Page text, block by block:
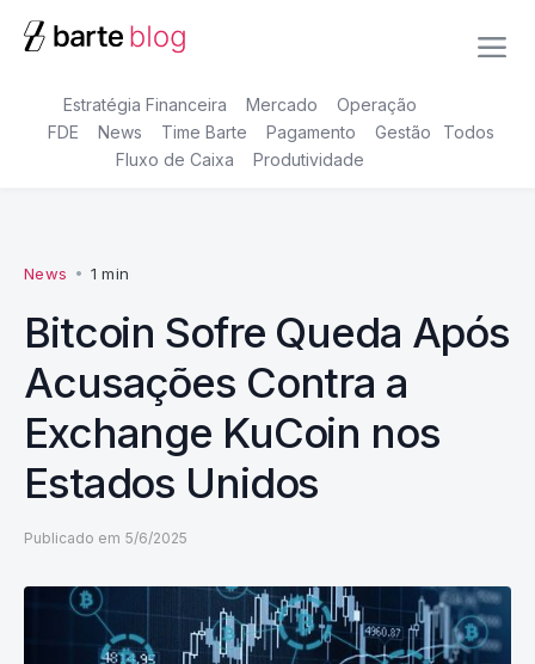
Estratégia Financeira Mercado
Operação
FDE
News Time Barte Pagamento
Gestão
Fluxo de Caixa
Produtividade
Todos
News • 1 min
Bitcoin Sofre Queda Após
Acusações Contra a
Exchange KuCoin nos
Estados Unidos
Publicado em 5/6/2025